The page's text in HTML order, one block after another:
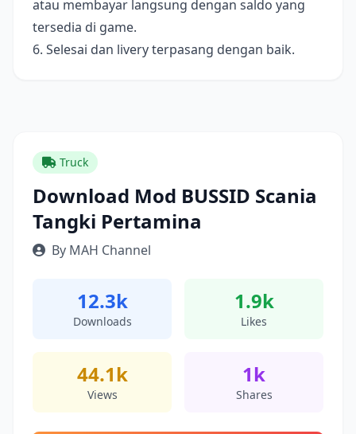
atau membayar langsung dengan saldo yang
tersedia di game.
6. Selesai dan livery terpasang dengan baik.
Truck
Download Mod BUSSID Scania
Tangki Pertamina
By MAH Channel
12.3k
Downloads
1.9k
Likes
44.1k
Views
1k
Shares